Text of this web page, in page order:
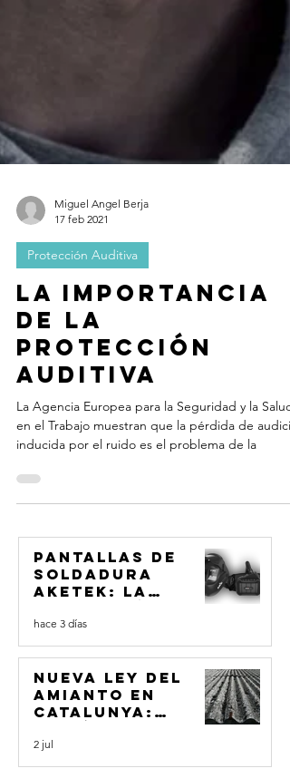
Miguel Angel Berja
17 feb 2021
Protección Auditiva
La importancia
de la
Protección
Auditiva
La Agencia Europea para la Seguridad y la Salud
inducida por el ruido es el problema de la
Pantallas de
aketek: la
revolución en
y protección
respiratoria
integral
hace 3 días
Nueva ley del
Catalunya:
¿Está tu